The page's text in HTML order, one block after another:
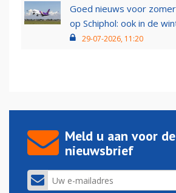
Goed nieuws voor
op Schiphol: ook in de
29-07-2026, 11:20
Meld u aan voor de
nieuwsbrief